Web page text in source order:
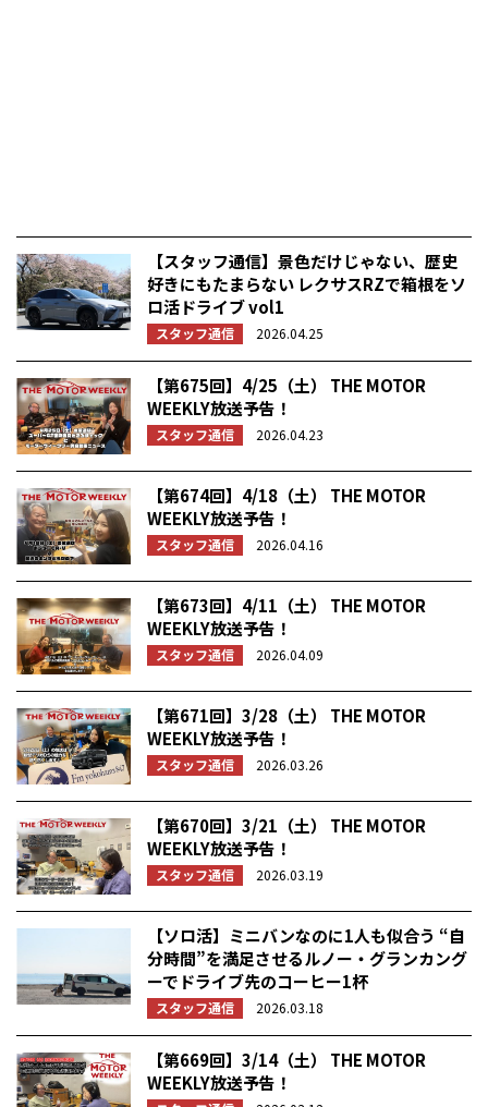
【スタッフ通信】景色だけじゃない、歴史
好きにもたまらない レクサスRZで箱根をソ
ロ活ドライブ vol1
スタッフ通信 2026.04.25
【第675回】4/25（土） THE MOTOR
WEEKLY放送予告！
スタッフ通信 2026.04.23
【第674回】4/18（土） THE MOTOR
WEEKLY放送予告！
スタッフ通信 2026.04.16
【第673回】4/11（土） THE MOTOR
WEEKLY放送予告！
スタッフ通信 2026.04.09
【第671回】3/28（土） THE MOTOR
WEEKLY放送予告！
スタッフ通信 2026.03.26
【第670回】3/21（土） THE MOTOR
WEEKLY放送予告！
スタッフ通信 2026.03.19
【ソロ活】ミニバンなのに1人も似合う “自
分時間”を満足させるルノー・グランカング
ーでドライブ先のコーヒー1杯
スタッフ通信 2026.03.18
【第669回】3/14（土） THE MOTOR
WEEKLY放送予告！